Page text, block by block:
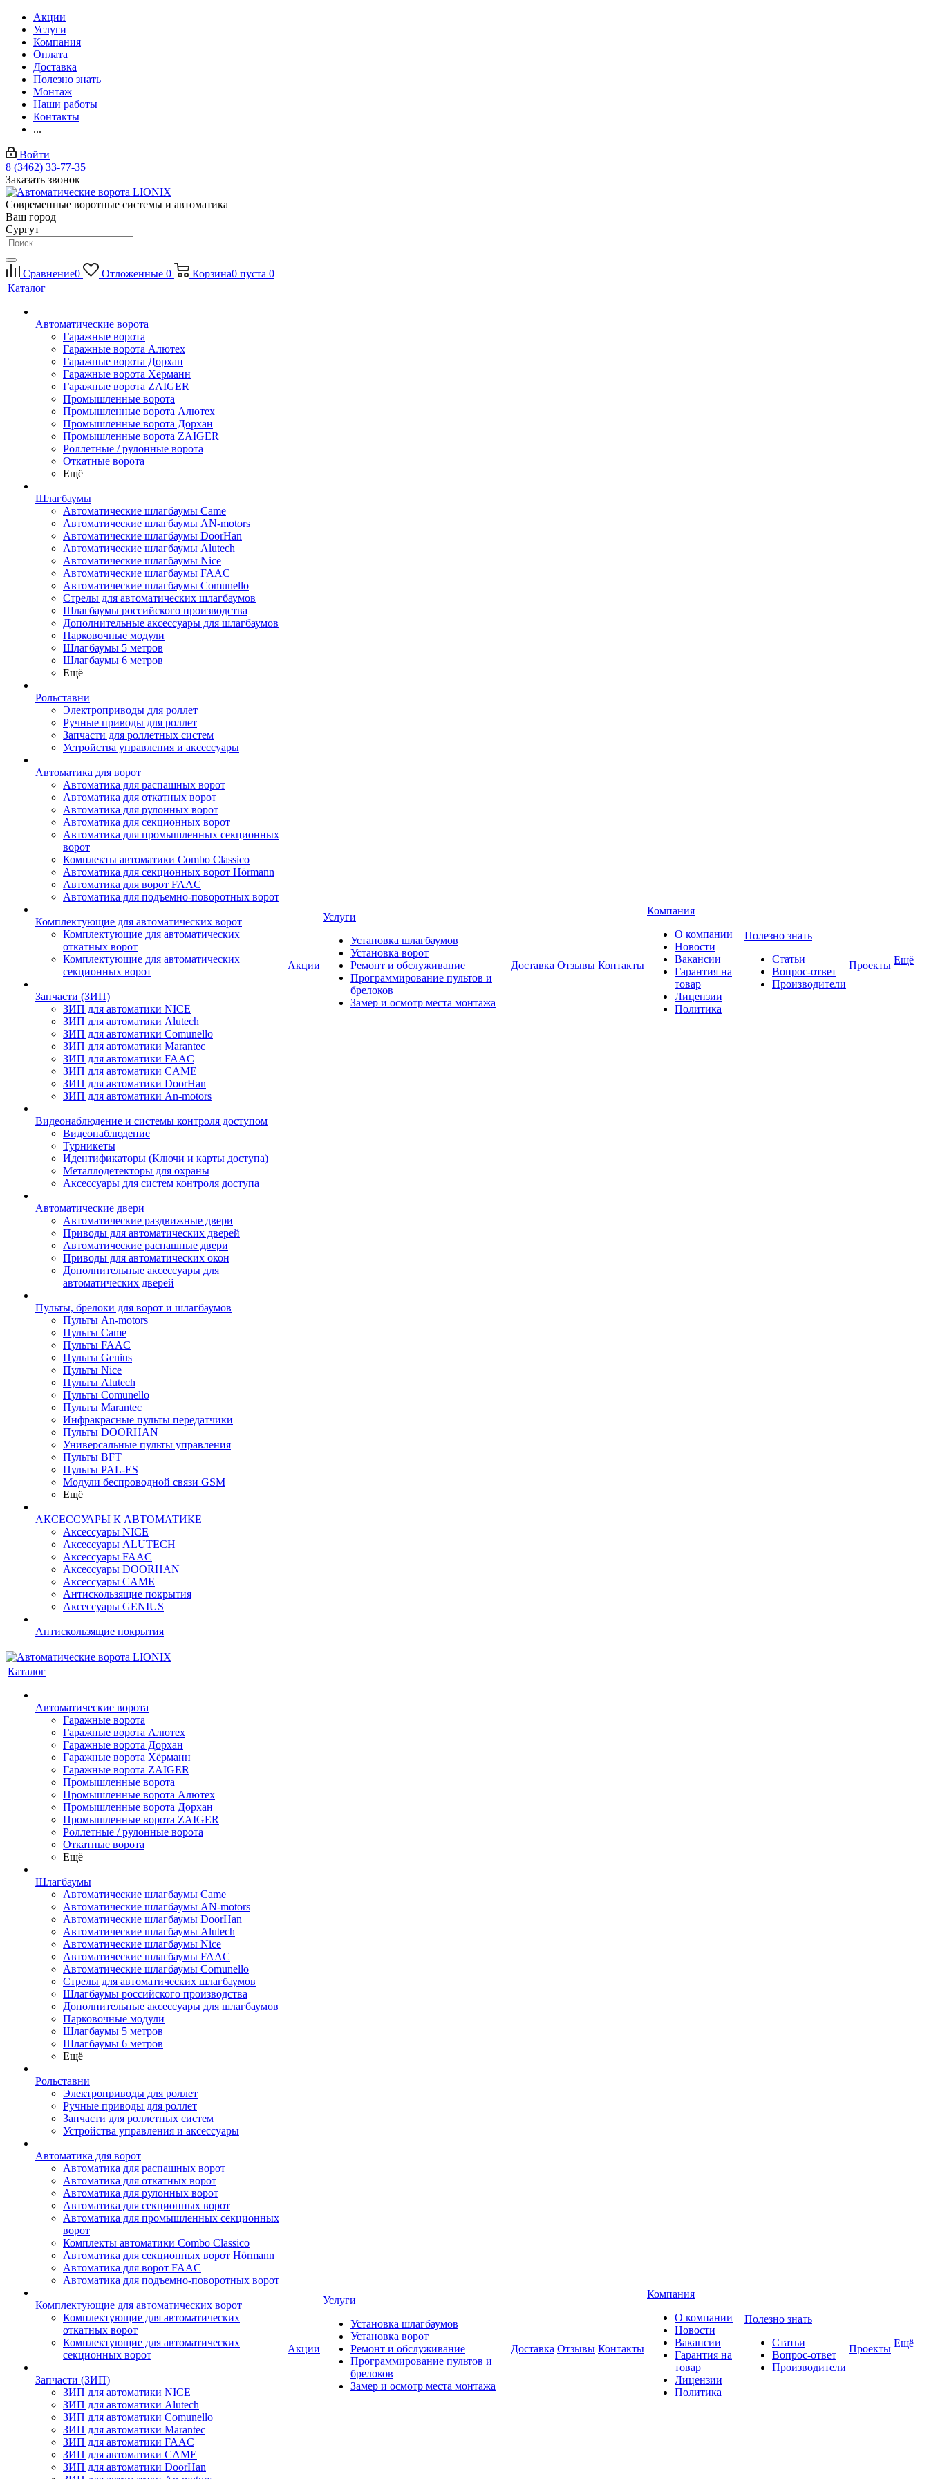
Акции
Услуги
Компания
Оплата
Доставка
Полезно знать
Монтаж
Наши работы
Контакты
...
Войти
8 (3462) 33-77-35
Заказать звонок
Современные воротные системы и автоматика
Ваш город
Сургут
Сравнение0 Отложенные 0 Корзина0 пуста 0
Каталог
Автоматические ворота
Гаражные ворота
Гаражные ворота Алютех
Гаражные ворота Дорхан
Гаражные ворота Хёрманн
Гаражные ворота ZAIGER
Промышленные ворота
Промышленные ворота Алютех
Промышленные ворота Дорхан
Промышленные ворота ZAIGER
Роллетные / рулонные ворота
Откатные ворота
Ещё
Шлагбаумы
Автоматические шлагбаумы Came
Автоматические шлагбаумы AN-motors
Автоматические шлагбаумы DoorHan
Автоматические шлагбаумы Alutech
Автоматические шлагбаумы Nice
Автоматические шлагбаумы FAAC
Автоматические шлагбаумы Comunello
Стрелы для автоматических шлагбаумов
Шлагбаумы российского производства
Дополнительные аксессуары для шлагбаумов
Парковочные модули
Шлагбаумы 5 метров
Шлагбаумы 6 метров
Ещё
Рольставни
Электроприводы для роллет
Ручные приводы для роллет
Запчасти для роллетных систем
Устройства управления и аксессуары
Автоматика для ворот
Автоматика для распашных ворот
Автоматика для откатных ворот
Автоматика для рулонных ворот
Автоматика для секционных ворот
Автоматика для промышленных секционных
ворот
Комплекты автоматики Combo Classico
Автоматика для секционных ворот Hörmann
Автоматика для ворот FAAC
Автоматика для подъемно-поворотных ворот
Комплектующие для автоматических ворот
Комплектующие для автоматических
откатных ворот
Комплектующие для автоматических
секционных ворот
Запчасти (ЗИП)
ЗИП для автоматики NICE
ЗИП для автоматики Alutech
ЗИП для автоматики Comunello
ЗИП для автоматики Marantec
ЗИП для автоматики FAAC
ЗИП для автоматики CAME
ЗИП для автоматики DoorHan
ЗИП для автоматики An-motors
Видеонаблюдение и системы контроля доступом
Видеонаблюдение
Турникеты
Идентификаторы (Ключи и карты доступа)
Металлодетекторы для охраны
Аксессуары для систем контроля доступа
Автоматические двери
Автоматические раздвижные двери
Приводы для автоматических дверей
Автоматические распашные двери
Приводы для автоматических окон
Дополнительные аксессуары для
автоматических дверей
Пульты, брелоки для ворот и шлагбаумов
Пульты An-motors
Пульты Came
Пульты FAAC
Пульты Genius
Пульты Nice
Пульты Alutech
Пульты Сomunello
Пульты Marantec
Инфракрасные пульты передатчики
Пульты DOORHAN
Универсальные пульты управления
Пульты BFT
Пульты PAL-ES
Модули беспроводной связи GSM
Ещё
АКСЕССУАРЫ К АВТОМАТИКЕ
Аксессуары NICE
Аксессуары ALUTECH
Аксессуары FAAC
Аксессуары DOORHAN
Аксессуары CAME
Антискользящие покрытия
Аксессуары GENIUS
Антискользящие покрытия
Акции
Услуги
Установка шлагбаумов
Установка ворот
Ремонт и обслуживание
Программирование пультов и
брелоков
Замер и осмотр места монтажа
Доставка Отзывы Контакты
Компания
О компании
Новости
Вакансии
Гарантия на
товар
Лицензии
Политика
Полезно знать
Статьи
Вопрос-ответ
Производители
Проекты Ещё
Каталог
Автоматические ворота
Гаражные ворота
Гаражные ворота Алютех
Гаражные ворота Дорхан
Гаражные ворота Хёрманн
Гаражные ворота ZAIGER
Промышленные ворота
Промышленные ворота Алютех
Промышленные ворота Дорхан
Промышленные ворота ZAIGER
Роллетные / рулонные ворота
Откатные ворота
Ещё
Шлагбаумы
Автоматические шлагбаумы Came
Автоматические шлагбаумы AN-motors
Автоматические шлагбаумы DoorHan
Автоматические шлагбаумы Alutech
Автоматические шлагбаумы Nice
Автоматические шлагбаумы FAAC
Автоматические шлагбаумы Comunello
Стрелы для автоматических шлагбаумов
Шлагбаумы российского производства
Дополнительные аксессуары для шлагбаумов
Парковочные модули
Шлагбаумы 5 метров
Шлагбаумы 6 метров
Ещё
Рольставни
Электроприводы для роллет
Ручные приводы для роллет
Запчасти для роллетных систем
Устройства управления и аксессуары
Автоматика для ворот
Автоматика для распашных ворот
Автоматика для откатных ворот
Автоматика для рулонных ворот
Автоматика для секционных ворот
Автоматика для промышленных секционных
ворот
Комплекты автоматики Combo Classico
Автоматика для секционных ворот Hörmann
Автоматика для ворот FAAC
Автоматика для подъемно-поворотных ворот
Комплектующие для автоматических ворот
Комплектующие для автоматических
откатных ворот
Комплектующие для автоматических
секционных ворот
Запчасти (ЗИП)
ЗИП для автоматики NICE
ЗИП для автоматики Alutech
ЗИП для автоматики Comunello
ЗИП для автоматики Marantec
ЗИП для автоматики FAAC
ЗИП для автоматики CAME
ЗИП для автоматики DoorHan
Акции
Услуги
Установка шлагбаумов
Установка ворот
Ремонт и обслуживание
Программирование пультов и
брелоков
Замер и осмотр места монтажа
Доставка Отзывы Контакты
Компания
О компании
Новости
Вакансии
Гарантия на
товар
Лицензии
Политика
Полезно знать
Статьи
Вопрос-ответ
Производители
Проекты Ещё